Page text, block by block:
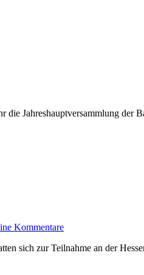
Jahreshauptversammlung der
Kommentare
sich zur Teilnahme an der